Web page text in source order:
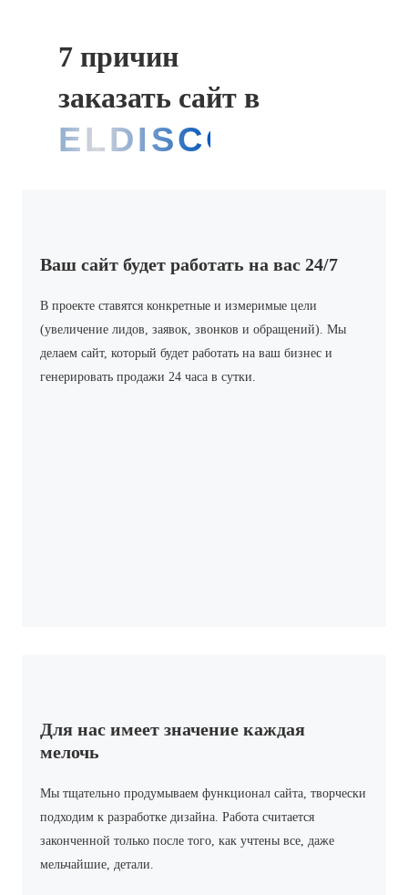
7 причин
заказать сайт в
ELDISCOVERY
Ваш сайт будет работать на вас 24/7
В проекте ставятся конкретные и измеримые цели
(увеличение лидов, заявок, звонков и обращений). Мы
делаем сайт, который будет работать на ваш бизнес и
генерировать продажи 24 часа в сутки.
Для нас имеет значение каждая
мелочь
Мы тщательно продумываем функционал сайта, творчески
подходим к разработке дизайна. Работа считается
законченной только после того, как учтены все, даже
мельчайшие, детали.